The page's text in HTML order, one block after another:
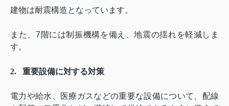
建物は耐震構造となっています。
また、 7 階には制振機構を備え、地震の揺れを軽減しま
す。
2. 重要設備に対する対策
電力や給水、医療ガスなどの重要な設備について、配線